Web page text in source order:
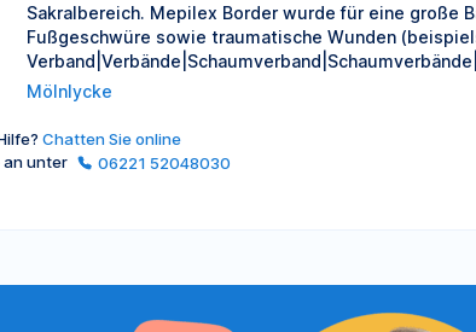
Sakralbereich. Mepilex Border wurde für eine große
Fußgeschwüre sowie traumatische Wunden
Mölnlycke
Chatten Sie online
an unter
06221 52048030